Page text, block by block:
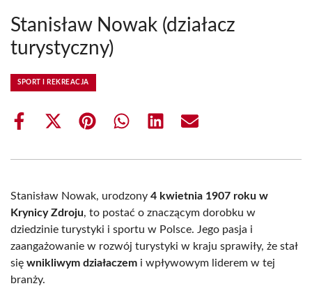
Stanisław Nowak (działacz
turystyczny)
SPORT I REKREACJA
Share
Share
(Twitter)
Share Share Share Share
Stanisław Nowak, urodzony 4 kwietnia 1907 roku w
Krynicy Zdroju, to postać o znaczącym dorobku w
dziedzinie turystyki i sportu w Polsce. Jego pasja i
zaangażowanie w rozwój turystyki w kraju sprawiły, że stał
się wnikliwym działaczem i wpływowym liderem w tej
branży.